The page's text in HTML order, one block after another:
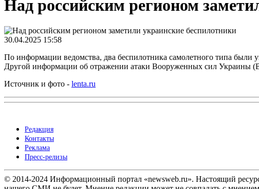
Над российским регионом
30.04.2025 15:58
По информации ведомства, два беспилотника самолетного типа
Другой информации об отражении атаки Вооруженных сил Украины
Источник и фото - lenta.ru
Редакция
Контакты
Реклама
Пресс-релизы
© 2014-2024 Информационный портал «newsweb.ru». Настоящий